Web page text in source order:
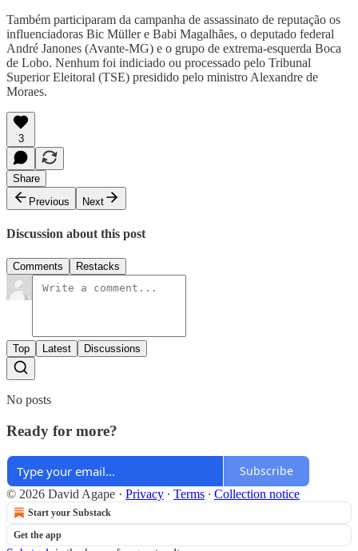
Também participaram da campanha de assassinato de reputação os
influenciadoras Bic Müller e Babi Magalhães, o deputado federal
André Janones (Avante-MG) e o grupo de extrema-esquerda Boca
de Lobo. Nenhum foi indiciado ou processado pelo Tribunal
Superior Eleitoral (TSE) presidido pelo ministro Alexandre de
Moraes.
3
Share
Previous
Next
Discussion about this post
Comments Restacks
Top Latest Discussions
No posts
Ready for more?
Subscribe
© 2026 David Agape · Privacy ∙ Terms ∙ Collection notice
Start your Substack
Get the app